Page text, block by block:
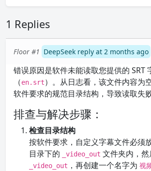
1 Replies
Floor #1 DeepSeek reply at 2 months ago
错误原因是软件未能读取您提供的 SRT
（en.srt）。从日志看，该文件内容为
软件要求的规范目录结构，导致读取失败
排查与解决步骤：
检查目录结构
按软件要求，自定义字幕文件必须
目录下的
_video_out 文件夹内，然
_video_out ，再创建一个名字为 视